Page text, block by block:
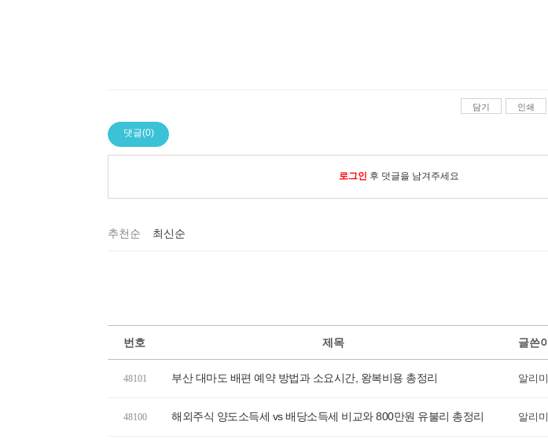
담기 인쇄
댓글(0)
로그인 후 덧글을 남겨주세요
추천순 최신순
번호 제목 글쓴이
48101 부산 대마도 배편 예약 방법과 소요시간, 왕복비용 총정리 알리미
48100 해외주식 양도소득세 vs 배당소득세 비교와 800만원 유불리 총정리 알리미